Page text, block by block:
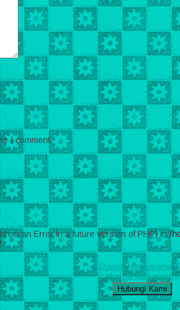
I comment.
an Error in a future version of PHP) in/
Stavolt Matsuyama
*harga hubungi cs
Hubungi Kami